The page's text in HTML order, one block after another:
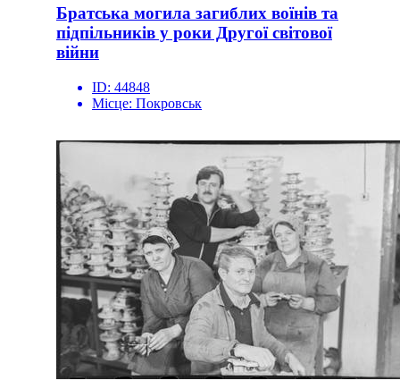
Братська могила загиблих воїнів та
підпільників у роки Другої світової
війни
ID: 44848
Місце: Покровськ